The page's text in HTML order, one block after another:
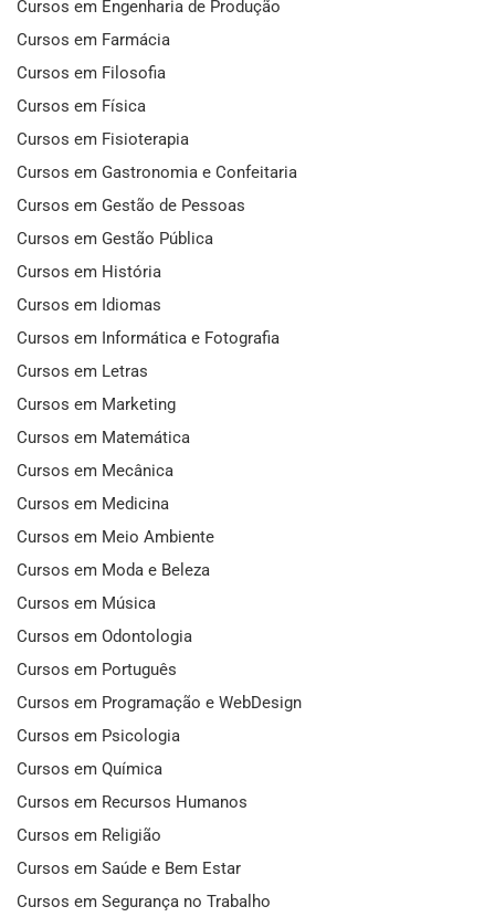
Cursos em Engenharia de Produção
Cursos em Farmácia
Cursos em Filosofia
Cursos em Física
Cursos em Fisioterapia
Cursos em Gastronomia e Confeitaria
Cursos em Gestão de Pessoas
Cursos em Gestão Pública
Cursos em História
Cursos em Idiomas
Cursos em Informática e Fotografia
Cursos em Letras
Cursos em Marketing
Cursos em Matemática
Cursos em Mecânica
Cursos em Medicina
Cursos em Meio Ambiente
Cursos em Moda e Beleza
Cursos em Música
Cursos em Odontologia
Cursos em Português
Cursos em Programação e WebDesign
Cursos em Psicologia
Cursos em Química
Cursos em Recursos Humanos
Cursos em Religião
Cursos em Saúde e Bem Estar
Cursos em Segurança no Trabalho